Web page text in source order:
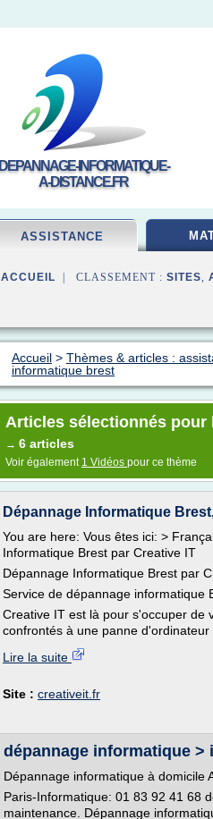
DEPANNAGE-INFORMATIQUE-
A-DISTANCE.FR
ASSISTANCE
ACCUEIL | CLASSEMENT : SITES,
Accueil > Thèmes & articles :
informatique brest
Articles sélectionnés pour
→ 6 articles
Voir également 1 Vidéos pour ce thème
Dépannage Informatique
You are here: Vous êtes ici: >
Informatique Brest par Creative IT
Dépannage Informatique Brest par
Service de dépannage informatique
Creative IT est là pour s'occuper de
confrontés à une panne d'ordinateur
Lire la suite
Site : creativeit.fr
dépannage informatique >
Dépannage informatique à domicile
Paris-Informatique: 01 83 92 41 68
maintenance. Dépannage